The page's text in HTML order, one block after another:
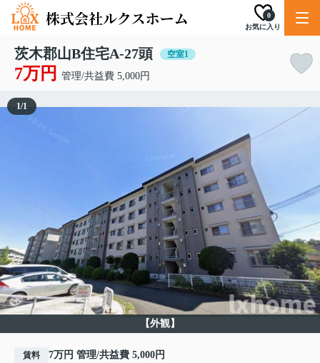
お気に入り
0
茨木郡山B住宅A-27頭 空室1
7万円 管理/共益費 5,000円
【外観】
1/1
賃料 7万円 管理/共益費 5,000円